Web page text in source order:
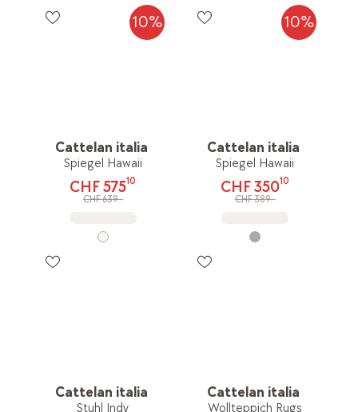
10%
Cattelan italia
Spiegel Hawaii
CHF 57510
CHF 639.-
10%
Cattelan italia
Spiegel Hawaii
CHF 35010
CHF 389.-
Cattelan italia
Stuhl Indy
Cattelan italia
Wollteppich Rugs